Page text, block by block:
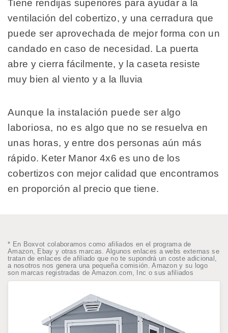
Tiene rendijas superiores para ayudar a la
ventilación del cobertizo, y una cerradura que
puede ser aprovechada de mejor forma con un
candado en caso de necesidad. La puerta
abre y cierra fácilmente, y la caseta resiste
muy bien al viento y a la lluvia
Aunque la instalación puede ser algo
laboriosa, no es algo que no se resuelva en
unas horas, y entre dos personas aún más
rápido. Keter Manor 4x6 es uno de los
cobertizos con mejor calidad que encontramos
en proporción al precio que tiene.
* En Boxvot colaboramos como afiliados en el programa de
Amazon, Ebay y otras marcas. Algunos enlaces a webs externas se
tratan de enlaces de afiliado que no te supondrá un coste adicional,
a nosotros nos genera una pequeña comisión. Amazon y su logo
son marcas registradas de Amazon.com, Inc o sus afiliados